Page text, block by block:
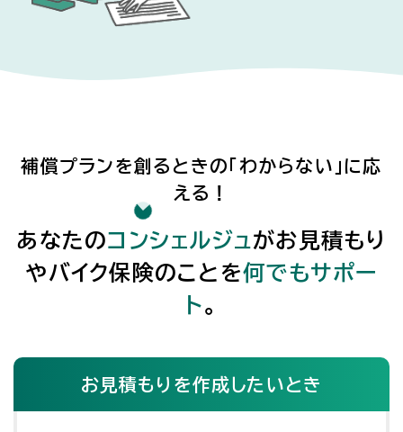
読み込み中
補償プランを創るときの「わからない」に応
える！
あなたのコンシェルジュ がお見積もり
やバイク保険のことを何でもサポー
ト。
お見積もりを作成したいとき